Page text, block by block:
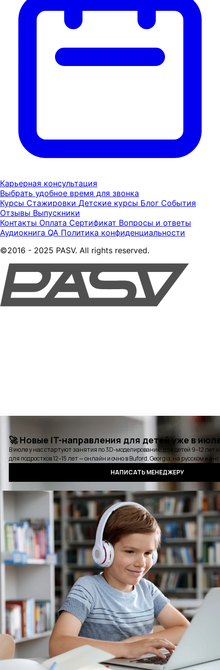
Карьерная консультация
Выбрать удобное время для звонка
Курсы Стажировки Детские курсы Блог События
Отзывы Выпускники
Контакты Оплата Сертификат Вопросы и ответы
Аудиокнига QA Политика конфиденциальности
©2016 - 2025 PASV. All rights reserved.